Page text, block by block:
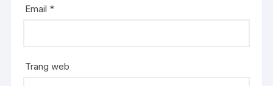
Email *
Trang web